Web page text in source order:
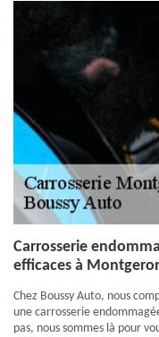
Carrosserie
efficaces à
Chez Boussy Auto, nous
une carrosserie
pas, nous sommes là pour